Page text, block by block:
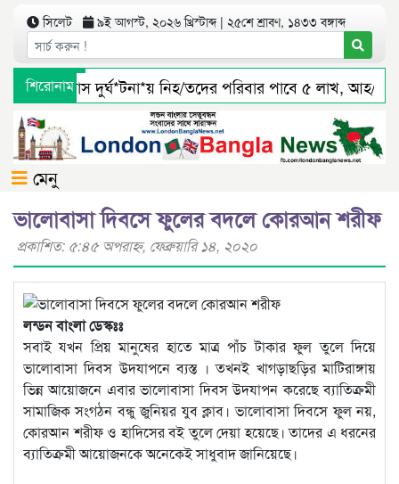
সিলেট ৯ই আগস্ট, ২০২৬ খ্রিস্টাব্দ | ২৫শে শ্রাবণ, ১৪৩৩ বঙ্গাব্দ
শিরোনাম
সিলেটে বাস দুর্ঘ*টনা*য় নিহ/তদের পরিবার পাবে ৫ লাখ, আহ/
জৈন্তাপুর সারী ৩ বালু মহালে অবৈধ ভাবে বালু উত্তোলনের সত্যতা
মেনু
ভালোবাসা দিবসে ফুলের বদলে কোরআন শরীফ
প্রকাশিত: ৫:৪৫ অপরাহ্ণ, ফেব্রুয়ারি ১৪, ২০২০
লন্ডন বাংলা ডেস্কঃঃ
সবাই যখন প্রিয় মানুষের হাতে মাত্র পাঁচ টাকার ফুল তুলে দিয়ে
ভালোবাসা দিবস উদযাপনে ব্যস্ত । তখনই খাগড়াছড়ির মাটিরাঙ্গায়
ভিন্ন আয়োজনে এবার ভালোবাসা দিবস উদযাপন করেছে ব্যাতিক্রমী
সামাজিক সংগঠন বন্ধু জুনিয়র যুব ক্লাব। ভালোবাসা দিবসে ফুল নয়,
কোরআন শরীফ ও হাদিসের বই তুলে দেয়া হয়েছে। তাদের এ ধরনের
ব্যাতিক্রমী আয়োজনকে অনেকেই সাধুবাদ জানিয়েছে।